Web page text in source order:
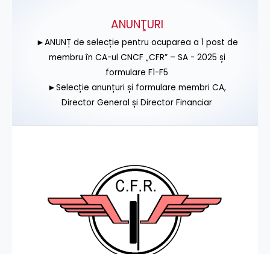
ANUNŢURI
►ANUNȚ de selecție pentru ocuparea a 1 post de
membru în CA-ul CNCF „CFR” – SA - 2025 și
formulare F1-F5
►Selecție anunțuri și formulare membri CA,
Director General și Director Financiar